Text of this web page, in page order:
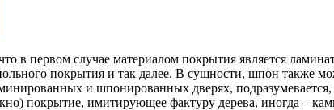
первом случае материалом покрытия является
покрытия и так далее. В сущности, шпон также
и шпонированных дверях,
покрытие, имитирующее фактуру дерева, иногда –